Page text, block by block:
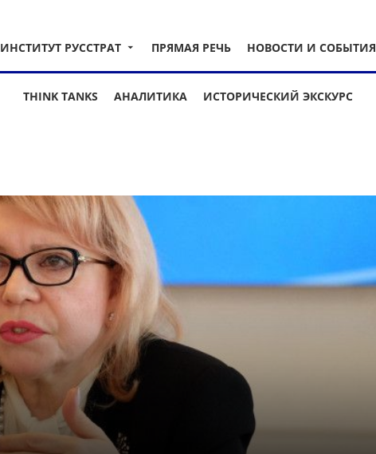
ИНСТИТУТ РУССТРАТ ПРЯМАЯ РЕЧЬ НОВОСТИ И СОБЫТИЯ
THINK TANKS АНАЛИТИКА ИСТОРИЧЕСКИЙ ЭКСКУРС